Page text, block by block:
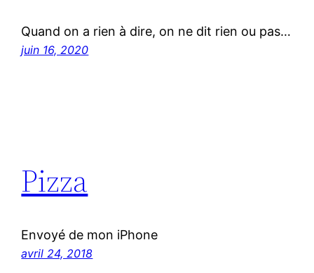
Quand on a rien à dire, on ne dit rien ou pas…
juin 16, 2020
Pizza
Envoyé de mon iPhone
avril 24, 2018